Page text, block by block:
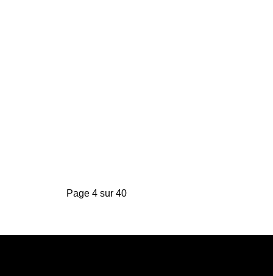
Page 4 sur 40